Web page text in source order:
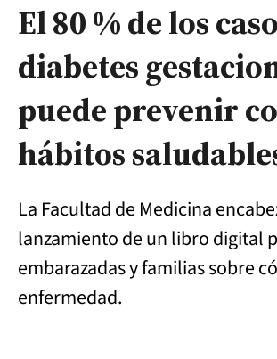
El 80 % de los
diabetes
puede prevenir
hábitos
La Facultad de Medicina
lanzamiento de un libro digital
embarazadas y familias sobre
enfermedad.